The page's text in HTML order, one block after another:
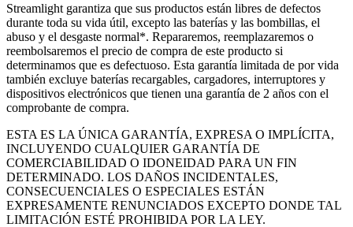
Streamlight garantiza que sus productos están libres de defectos
durante toda su vida útil, excepto las baterías y las bombillas, el
abuso y el desgaste normal*. Repararemos, reemplazaremos o
reembolsaremos el precio de compra de este producto si
determinamos que es defectuoso. Esta garantía limitada de por vida
también excluye baterías recargables, cargadores, interruptores y
dispositivos electrónicos que tienen una garantía de 2 años con el
comprobante de compra.
ESTA ES LA ÚNICA GARANTÍA, EXPRESA O IMPLÍCITA,
INCLUYENDO CUALQUIER GARANTÍA DE
COMERCIABILIDAD O IDONEIDAD PARA UN FIN
DETERMINADO. LOS DAÑOS INCIDENTALES,
CONSECUENCIALES O ESPECIALES ESTÁN
EXPRESAMENTE RENUNCIADOS EXCEPTO DONDE TAL
LIMITACIÓN ESTÉ PROHIBIDA POR LA LEY.